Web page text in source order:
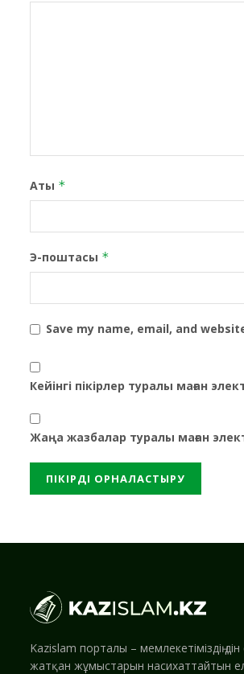
Аты *
Э-поштасы *
Save my name, email, and
Кейінгі пікірлер туралы маған
Жаңа жазбалар туралы маған
Kazislam порталы – мемлекетіміздің
жатқан жұмыстарын насихаттайтын